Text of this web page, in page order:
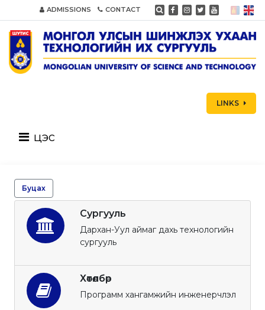
ADMISSIONS CONTACT
LINKS
цэс
Буцах
Сургууль
Дархан-Уул аймаг дахь технологийн
сургууль
Хөтөлбөр
Программ хангамжийн инженерчлэл